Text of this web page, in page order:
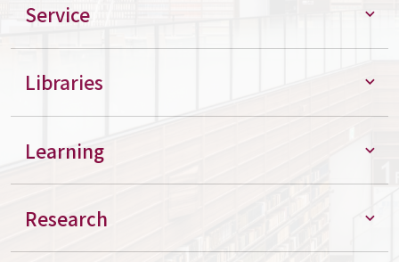
Service
Libraries
Learning
Research